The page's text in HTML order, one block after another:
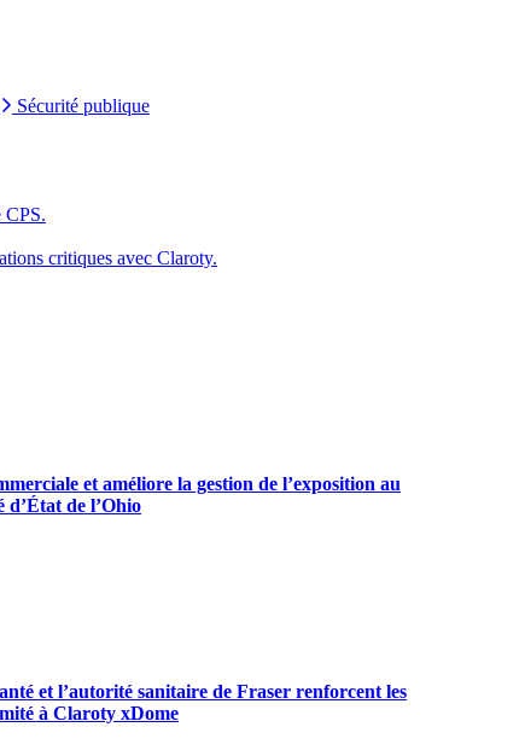
Sécurité publique
CPS.
critiques avec Claroty.
et améliore la gestion de l’exposition au
de l’Ohio
et l’autorité sanitaire de Fraser renforcent les
à Claroty xDome